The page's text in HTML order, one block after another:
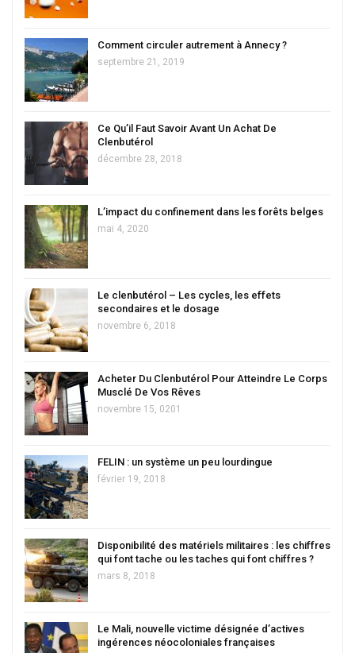
Comment circuler autrement à Annecy ?
septembre 21, 2019
Ce Qu’il Faut Savoir Avant Un Achat De
Clenbutérol
décembre 28, 2018
L’impact du confinement dans les forêts belges
mai 4, 2020
Le clenbutérol – Les cycles, les effets
secondaires et le dosage
novembre 6, 2018
Acheter Du Clenbutérol Pour Atteindre Le Corps
Musclé De Vos Rêves
novembre 15, 0201
FELIN : un système un peu lourdingue
février 19, 2018
Disponibilité des matériels militaires : les chiffres
qui font tache ou les taches qui font chiffres ?
mars 8, 2018
Le Mali, nouvelle victime désignée d’actives
ingérences néocoloniales françaises